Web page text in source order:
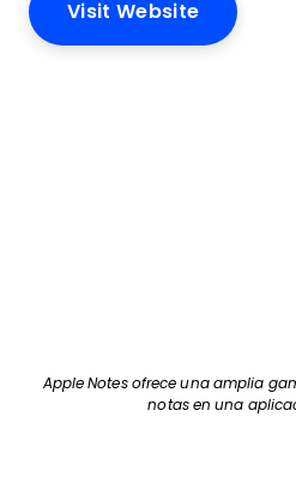
Visit Website
Apple Notes ofrece una amplia
notas en una